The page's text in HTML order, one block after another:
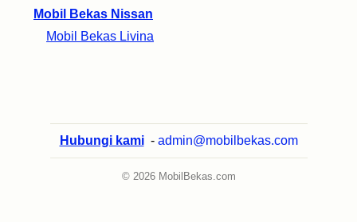
Mobil Bekas Nissan
Mobil Bekas Livina
Hubungi kami - admin@mobilbekas.com
© 2026 MobilBekas.com